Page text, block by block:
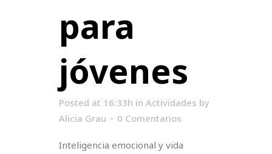
para
jóvenes
Posted at 16:33h in Actividades by
Alicia Grau
0 Comentarios
Inteligencia emocional y vida